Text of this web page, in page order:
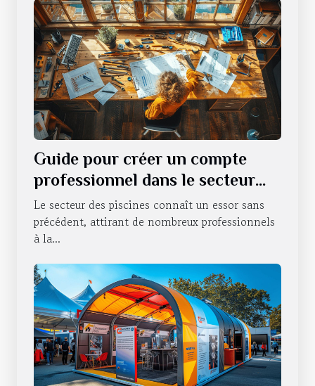
Guide pour créer un compte
professionnel dans le secteur
des piscines
Le secteur des piscines connaît un essor sans
précédent, attirant de nombreux professionnels
à la...